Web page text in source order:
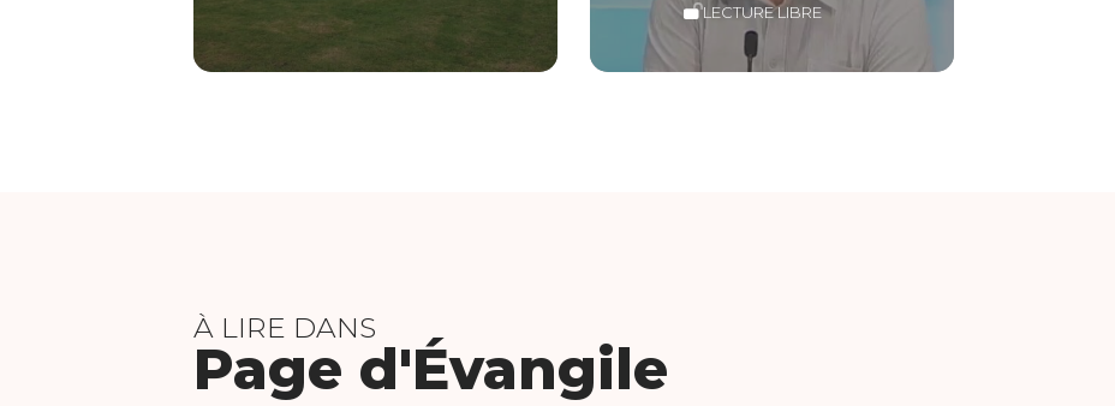
LECTURE LIBRE
À LIRE DANS
Page d'Évangile